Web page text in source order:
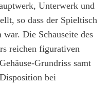
Unterwerk und
so dass der Spieltisch
Die Schauseite des
reichen figurativen
Grundriss samt
bei